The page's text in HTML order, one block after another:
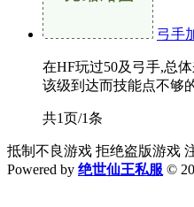
弓手
在HF玩过50及弓手,总
该级到达而技能点不够
共1页/1条
抵制不良游戏 拒绝盗版游戏
Powered by 绝世仙王私服 ©